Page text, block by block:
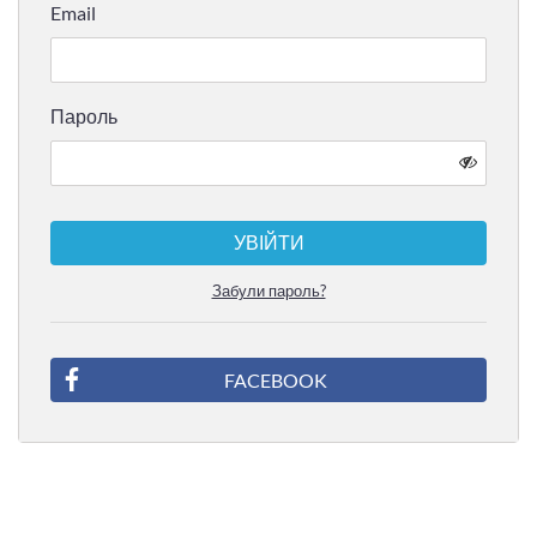
Email
Пароль
УВІЙТИ
Забули пароль?
FACEBOOK